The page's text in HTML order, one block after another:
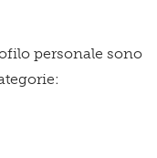
personale sono